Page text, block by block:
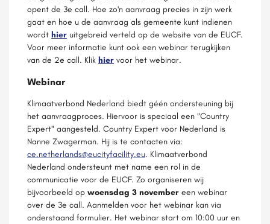
opent de 3e call. Hoe zo'n aanvraag precies in zijn werk
gaat en hoe u de aanvraag als gemeente kunt indienen
wordt hier uitgebreid verteld op de website van de EUCF.
Voor meer informatie kunt ook een webinar terugkijken
van de 2e call. Klik hier voor het webinar.
Webinar
Klimaatverbond Nederland biedt géén ondersteuning bij
het aanvraagproces. Hiervoor is speciaal een "Country
Expert" aangesteld. Country Expert voor Nederland is
Nanne Zwagerman. Hij is te contacten via:
ce.netherlands@eucityfacility.eu. Klimaatverbond
Nederland ondersteunt met name een rol in de
communicatie voor de EUCF. Zo organiseren wij
bijvoorbeeld op woensdag 3 november een webinar
over de 3e call. Aanmelden voor het webinar kan via
onderstaand formulier. Het webinar start om 10:00 uur en